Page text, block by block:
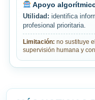
Apoyo
Utilidad: identifica
profesional prioritaria.
Limitación: no sustituye
supervisión humana y